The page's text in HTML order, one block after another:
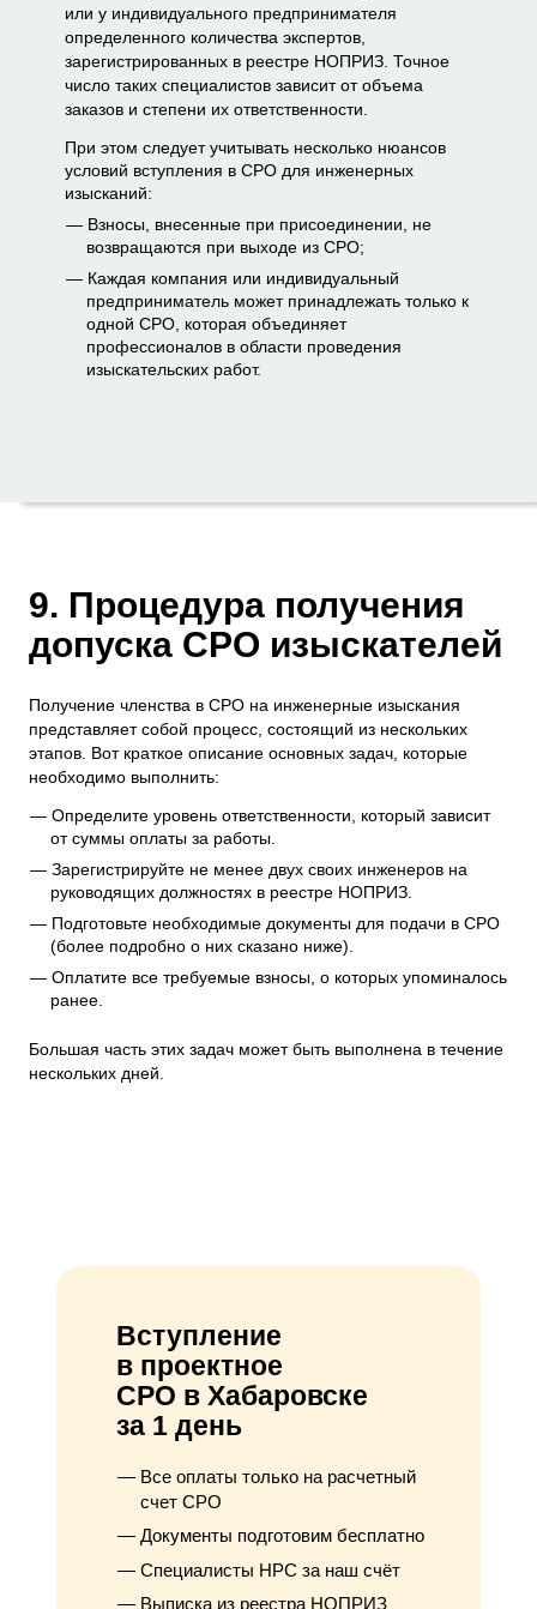
или у индивидуального предпринимателя
определенного количества экспертов,
зарегистрированных в реестре НОПРИЗ. Точное
число таких специалистов зависит от объема
заказов и степени их ответственности.
При этом следует учитывать несколько нюансов
условий вступления в СРО для инженерных
изысканий:
Взносы, внесенные при присоединении, не
возвращаются при выходе из СРО;
Каждая компания или индивидуальный
предприниматель может принадлежать только к
одной СРО, которая объединяет
профессионалов в области проведения
изыскательских работ.
9. Процедура получения
допуска СРО изыскателей
Получение членства в СРО на инженерные изыскания
представляет собой процесс, состоящий из нескольких
этапов. Вот краткое описание основных задач, которые
необходимо выполнить:
Определите уровень ответственности, который зависит
от суммы оплаты за работы.
Зарегистрируйте не менее двух своих инженеров на
руководящих должностях в реестре НОПРИЗ.
Подготовьте необходимые документы для подачи в СРО
(более подробно о них сказано ниже).
Оплатите все требуемые взносы, о которых упоминалось
ранее.
Большая часть этих задач может быть выполнена в течение
нескольких дней.
Вступление
в проектное
СРО в Хабаровске
за 1 день
Все оплаты только на расчетный
счет СРО
Документы подготовим бесплатно
Специалисты НРС за наш счёт
Выписка из реестра НОПРИЗ